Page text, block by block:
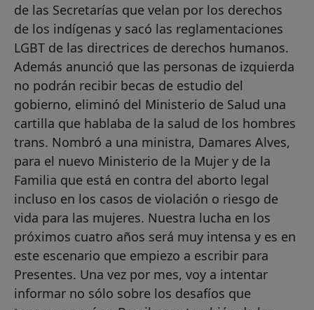
de las Secretarías que velan por los derechos
de los indígenas y sacó las reglamentaciones
LGBT de las directrices de derechos humanos.
Además anunció que las personas de izquierda
no podrán recibir becas de estudio del
gobierno, eliminó del Ministerio de Salud una
cartilla que hablaba de la salud de los hombres
trans. Nombró a una ministra, Damares Alves,
para el nuevo Ministerio de la Mujer y de la
Familia que está en contra del aborto legal
incluso en los casos de violación o riesgo de
vida para las mujeres. Nuestra lucha en los
próximos cuatro años será muy intensa y es en
este escenario que empiezo a escribir para
Presentes. Una vez por mes, voy a intentar
informar no sólo sobre los desafíos que